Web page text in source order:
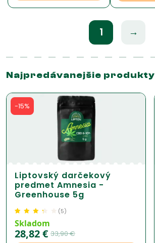
1 →
Najpredávanejšie produkty
-15%
Liptovský darčekový
predmet Amnesia -
Greenhouse 5g
Hodnotenie
3.30 z 5 na
základe
5
(5)
Skladom
28,82€ 33,90€